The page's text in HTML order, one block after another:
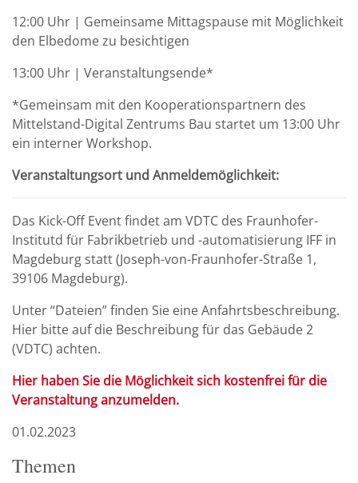
12:00 Uhr | Gemeinsame Mittagspause mit Möglichkeit
den Elbedome zu besichtigen
13:00 Uhr | Veranstaltungsende*
*Gemeinsam mit den Kooperationspartnern des
Mittelstand-Digital Zentrums Bau startet um 13:00 Uhr
ein interner Workshop.
Veranstaltungsort und Anmeldemöglichkeit:
Das Kick-Off Event findet am VDTC des Fraunhofer-
Institutd für Fabrikbetrieb und -automatisierung IFF in
Magdeburg statt (Joseph-von-Fraunhofer-Straße 1,
39106 Magdeburg).
Unter “Dateien” finden Sie eine Anfahrtsbeschreibung.
Hier bitte auf die Beschreibung für das Gebäude 2
(VDTC) achten.
Hier haben Sie die Möglichkeit sich kostenfrei für die
Veranstaltung anzumelden.
01.02.2023
Themen